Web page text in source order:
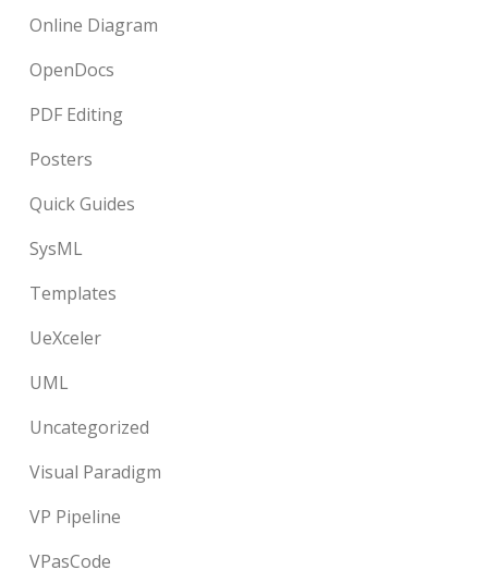
Online Diagram
OpenDocs
PDF Editing
Posters
Quick Guides
SysML
Templates
UeXceler
UML
Uncategorized
Visual Paradigm
VP Pipeline
VPasCode